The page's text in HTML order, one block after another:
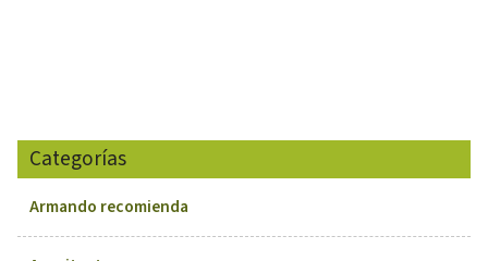
Categorías
Armando recomienda